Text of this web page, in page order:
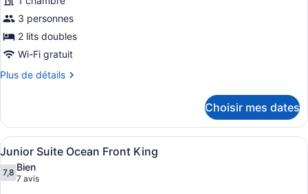
type
de
chambre :
Junior
Suite
Ocean
Double
3 personnes
2 lits doubles
Wi-Fi gratuit
Plus de détails
Plus
Junior
Suite
Ocean
Front
Double
Choisir mes dates
Afficher
toutes
les
5
Junior Suite Ocean Front King
7,87,8 sur 10
Bien
7 avis
(7 avis)